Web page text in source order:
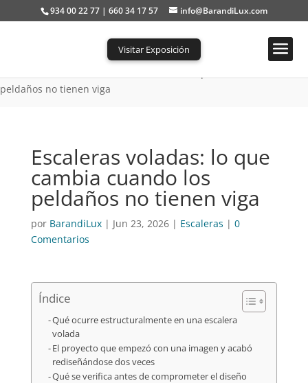
934 00 22 77 | 660 34 17 57 info@BarandiLux.com
Visitar Exposición
peldaños no tienen viga
Escaleras voladas: lo que
cambia cuando los
peldaños no tienen viga
por BarandiLux| Jun 23, 2026| Escaleras | 0
Comentarios
Índice
Qué ocurre estructuralmente en una escalera
volada
El proyecto que empezó con una imagen y acabó
rediseñándose dos veces
Qué se verifica antes de comprometer el diseño